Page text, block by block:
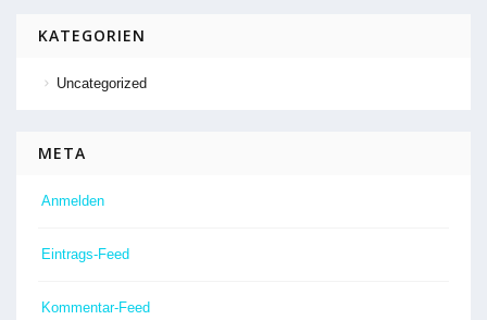
KATEGORIEN
Uncategorized
META
Anmelden
Eintrags-Feed
Kommentar-Feed